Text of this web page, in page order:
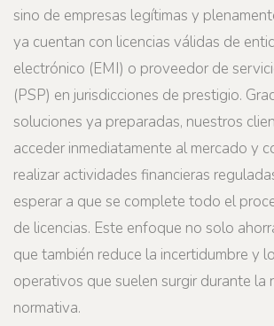
sino de empresas legítimas y
ya cuentan con licencias válidas de
electrónico (EMI) o proveedor de
(PSP) en jurisdicciones de prestigio.
soluciones ya preparadas, nuestros
acceder inmediatamente al mercado y
realizar actividades financieras
esperar a que se complete todo el
de licencias. Este enfoque no solo
que también reduce la incertidumbre y
operativos que suelen surgir durante la
normativa.